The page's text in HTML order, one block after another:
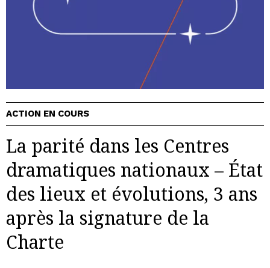
ACTION EN COURS
La parité dans les Centres
dramatiques nationaux – État
des lieux et évolutions, 3 ans
après la signature de la
Charte